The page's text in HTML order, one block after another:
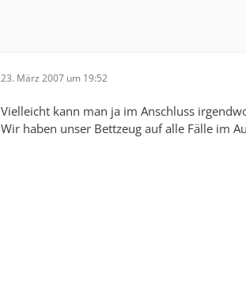
23. März 2007 um 19:52
Vielleicht kann man ja im Anschluss
Wir haben unser Bettzeug auf alle Fälle im